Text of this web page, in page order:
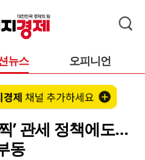
뉴스 오피니언
’ 관세 정책에도…
동